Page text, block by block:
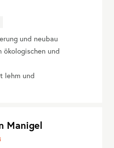
und neubau
ökologischen und
lehm und
Manigel